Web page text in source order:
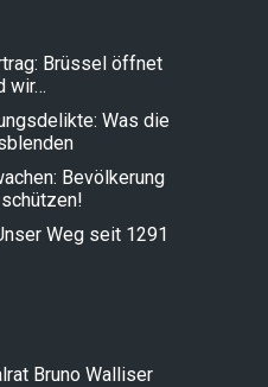
Brüssel öffnet
wir…
Was die
Bevölkerung
Weg seit 1291
Bruno Walliser